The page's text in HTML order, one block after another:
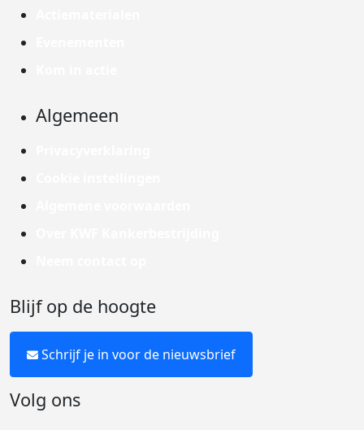
Algemeen
Blijf op de hoogte
Schrijf je in voor de nieuwsbrief
Volg ons